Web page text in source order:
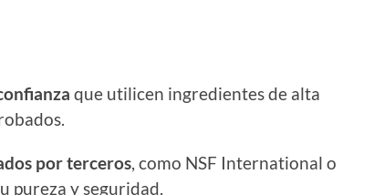
que utilicen ingredientes de alta
por terceros, como NSF International o
pureza y seguridad.